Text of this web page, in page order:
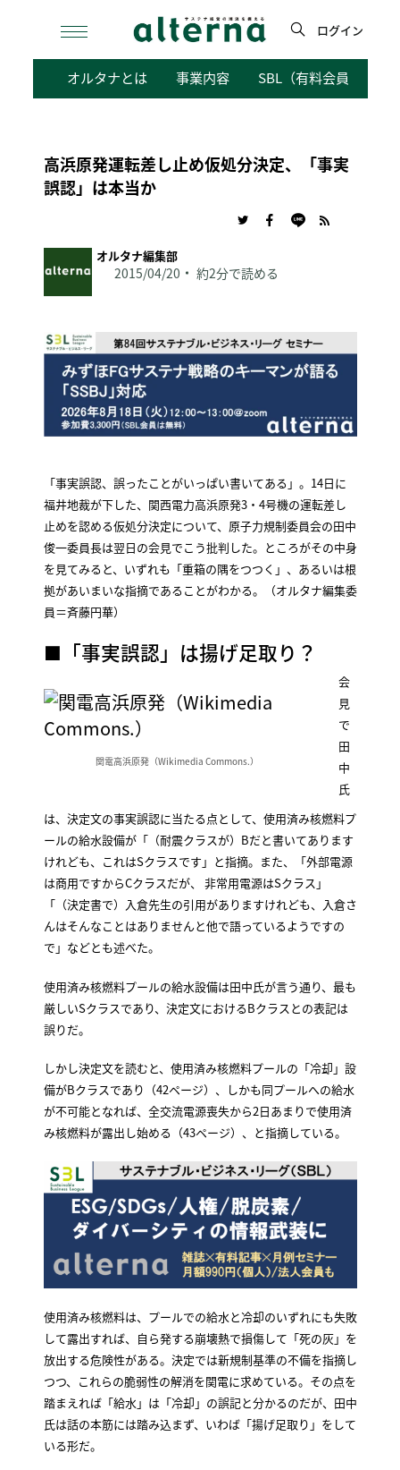
検
ログイン
オルタナとは 事業内容 SBL（有料会員向けサ
高浜原発運転差し止め仮処分決定、「事実
誤認」は本当か
オルタナ編集部
2015/04/20 約2分で読める
「事実誤認、誤ったことがいっぱい書いてある」。14日に
福井地裁が下した、関西電力高浜原発3・4号機の運転差し
止めを認める仮処分決定について、原子力規制委員会の田中
俊一委員長は翌日の会見でこう批判した。ところがその中身
を見てみると、いずれも「重箱の隅をつつく」、あるいは根
拠があいまいな指摘であることがわかる。（オルタナ編集委
員＝斉藤円華）
■「事実誤認」は揚げ足取り？
関電高浜原発（Wikimedia Commons.）
会
見
で
田
中
氏
は、決定文の事実誤認に当たる点として、使用済み核燃料プ
ールの給水設備が「（耐震クラスが）Bだと書いてあります
けれども、これはSクラスです」と指摘。また、「外部電源
は商用ですからCクラスだが、 非常用電源はSクラス」
「（決定書で）入倉先生の引用がありますけれども、入倉さ
んはそんなことはありませんと他で語っているようですの
で」などとも述べた。
使用済み核燃料プールの給水設備は田中氏が言う通り、最も
厳しいSクラスであり、決定文におけるBクラスとの表記は
誤りだ。
しかし決定文を読むと、使用済み核燃料プールの「冷却」設
備がBクラスであり（42ページ）、しかも同プールへの給水
が不可能となれば、全交流電源喪失から2日あまりで使用済
み核燃料が露出し始める（43ページ）、と指摘している。
使用済み核燃料は、プールでの給水と冷却のいずれにも失敗
して露出すれば、自ら発する崩壊熱で損傷して「死の灰」を
放出する危険性がある。決定では新規制基準の不備を指摘し
つつ、これらの脆弱性の解消を関電に求めている。その点を
踏まえれば「給水」は「冷却」の誤記と分かるのだが、田中
氏は話の本筋には踏み込まず、いわば「揚げ足取り」をして
いる形だ。